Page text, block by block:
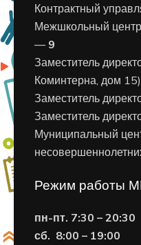
Контрактный
Межшкольный
— 9
Заместитель
Коминтерна, дом
Заместитель
Заместитель
Муниципальный
Режим работы
пн-пт. 7:30 – 20:30
сб. 8:00 – 19:00